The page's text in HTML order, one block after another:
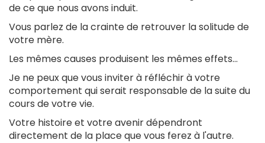
de ce que nous avons induit.
Vous parlez de la crainte de retrouver la solitude de
votre mère.
Les mêmes causes produisent les mêmes effets...
Je ne peux que vous inviter à réfléchir à votre
comportement qui serait responsable de la suite du
cours de votre vie.
Votre histoire et votre avenir dépendront
directement de la place que vous ferez à l'autre.